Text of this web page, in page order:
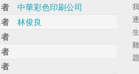
中華彩色印刷公司
林俊良